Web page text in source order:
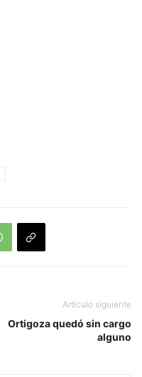
Artículo siguiente
Ortigoza quedó sin cargo
alguno